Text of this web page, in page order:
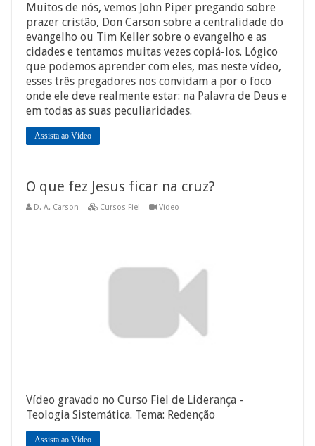
Muitos de nós, vemos John Piper pregando sobre
prazer cristão, Don Carson sobre a centralidade do
evangelho ou Tim Keller sobre o evangelho e as
cidades e tentamos muitas vezes copiá-los. Lógico
que podemos aprender com eles, mas neste vídeo,
esses três pregadores nos convidam a por o foco
onde ele deve realmente estar: na Palavra de Deus e
em todas as suas peculiaridades.
Assista ao Vídeo
O que fez Jesus ficar na cruz?
D. A. Carson Cursos Fiel Vídeo
Vídeo gravado no Curso Fiel de Liderança -
Teologia Sistemática. Tema: Redenção
Assista ao Vídeo